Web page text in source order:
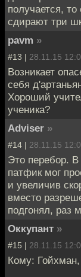
получается,
сдирают три
pavm »
#13 | 28.11.15
Возникает
себя
Хороший
ученика?
Adviser »
#14 | 28.11.15
Это перебор.
патфик мог
и увеличив
вместо
подгонял, раз
Оккупант »
#15 | 28.11.15
Кому: Гойхман,